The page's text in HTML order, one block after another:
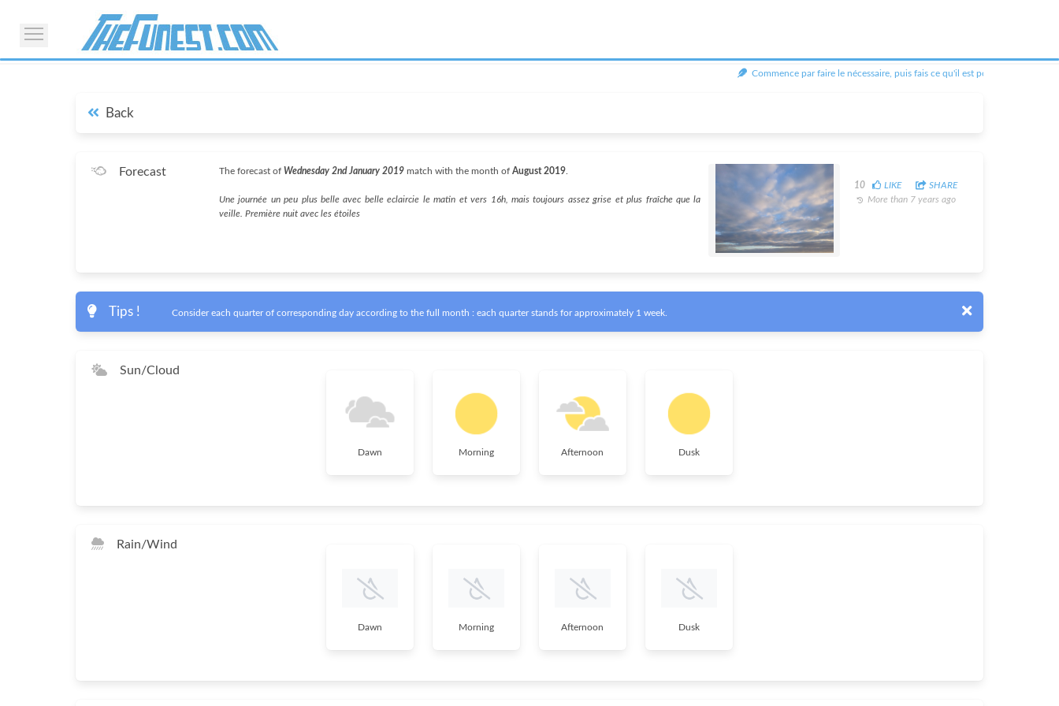
Commence par faire le nécessaire, puis fais ce qu'il est possible de faire, et
Back
Forecast The forecast of Wednesday 2nd January 2019 match with the month of August 2019.
Une journée un peu plus belle avec belle eclaircie le matin et vers 16h, mais toujours assez grise et plus fraîche que la
veille. Première nuit avec les étoiles
10 LIKE
SHARE
More than 7 years ago
Tips ! Consider each quarter of corresponding day according to the full month : each quarter stands for approximately 1 week.
Sun/Cloud
Dawn Morning Afternoon Dusk
Rain/Wind
Dawn Morning Afternoon Dusk